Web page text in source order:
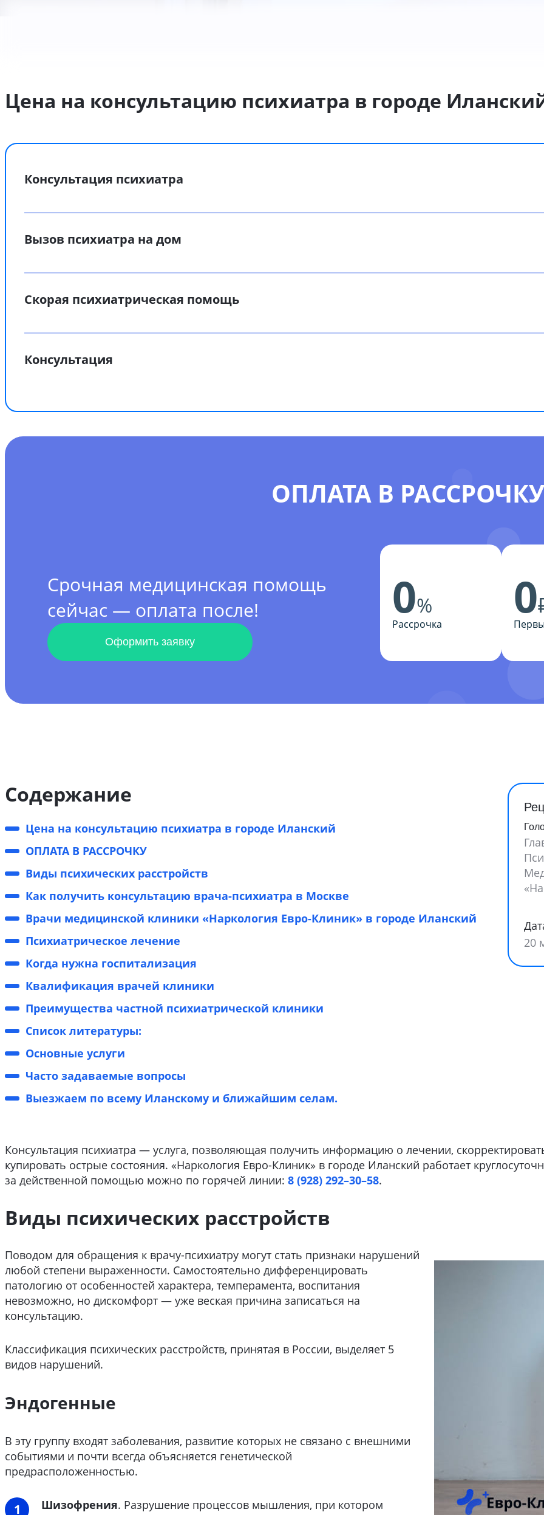
Цена на консультацию психиатра в городе
Консультация психиатра
Вызов психиатра на дом
Скорая психиатрическая помощь
Консультация
ОПЛАТА В РАССРОЧКУ
Срочная медицинская помощь
сейчас — оплата после!
0%
Рассрочка 0
Оформить заявку
20
Содержание
Цена на консультацию психиатра в городе Иланский
ОПЛАТА В РАССРОЧКУ
Виды психических расстройств
Как получить консультацию врача-психиатра в Москве
Врачи медицинской клиники «Наркология Евро-Клиник» в городе Иланский
Психиатрическое лечение
Когда нужна госпитализация
Квалификация врачей клиники
Преимущества частной психиатрической клиники
Список литературы:
Основные услуги
Часто задаваемые вопросы
Выезжаем по всему Иланскому и ближайшим селам.
Консультация психиатра — услуга, позволяющая получить информацию о лечении,
купировать острые состояния. «Наркология Евро-Клиник» в городе Иланский работает
за действенной помощью можно по горячей линии: 8 (928) 292–30–58.
Виды психических расстройств
Поводом для обращения к врачу-психиатру могут стать признаки нарушений
любой степени выраженности. Самостоятельно дифференцировать
патологию от особенностей характера, темперамента, воспитания
невозможно, но дискомфорт — уже веская причина записаться на
консультацию.
Классификация психических расстройств, принятая в России, выделяет 5
видов нарушений.
Эндогенные
В эту группу входят заболевания, развитие которых не связано с внешними
событиями и почти всегда объясняется генетической
предрасположенностью.
Шизофрения. Разрушение процессов мышления, при котором